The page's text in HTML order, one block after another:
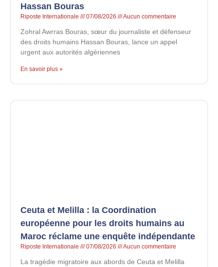
Hassan Bouras
Riposte Internationale 07/08/2026 Aucun commentaire
Zohral Awrras Bouras, sœur du journaliste et défenseur
des droits humains Hassan Bouras, lance un appel
urgent aux autorités algériennes
En savoir plus »
Ceuta et Melilla : la Coordination
européenne pour les droits humains au
Maroc réclame une enquête indépendante
Riposte Internationale 07/08/2026 Aucun commentaire
La tragédie migratoire aux abords de Ceuta et Melilla